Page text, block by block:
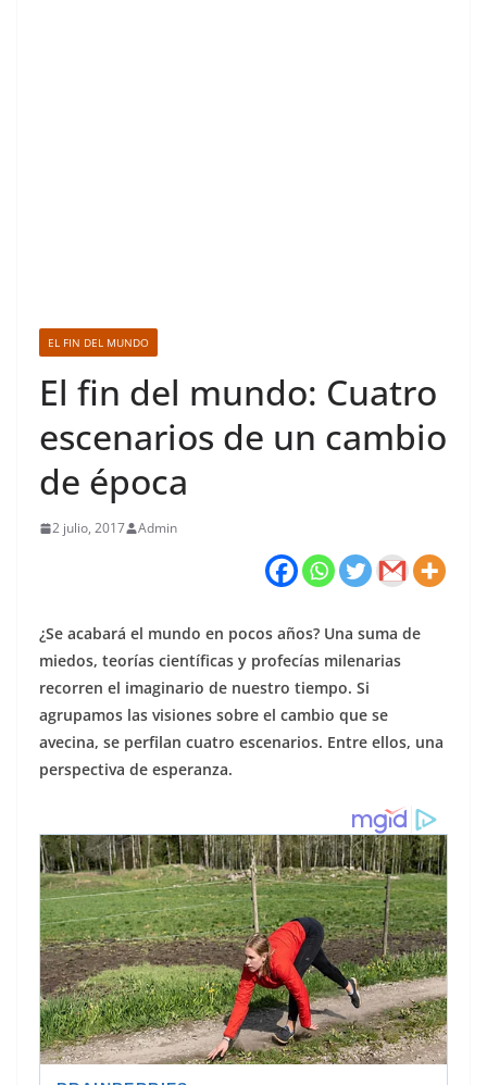
EL FIN DEL MUNDO
El fin del mundo: Cuatro
escenarios de un cambio
de época
2 julio, 2017 Admin
¿Se acabará el mundo en pocos años? Una suma de
miedos, teorías científicas y profecías milenarias
recorren el imaginario de nuestro tiempo. Si
agrupamos las visiones sobre el cambio que se
avecina, se perfilan cuatro escenarios. Entre ellos, una
perspectiva de esperanza.